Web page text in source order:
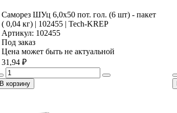
Саморез ШУц 6,0х50 пот. гол. (6 шт) - пакет
( 0,04 кг) | 102455 | Tech-KREP
Артикул: 102455
Под заказ
Цена может быть не актуальной
31,94 ₽
В корзину